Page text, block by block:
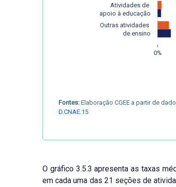
0%
Outras atividades
de ensino
Atividades de
apoio à educação
Fontes: Elaboração CGEE a partir de
D.CNAE.15
O gráfico 3.5.3 apresenta as taxas
em cada uma das 21 seções de